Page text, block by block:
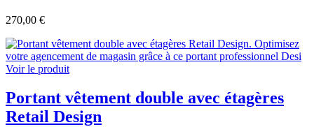
270,00 €
Voir le produit
Portant vêtement double avec étagères
Retail Design